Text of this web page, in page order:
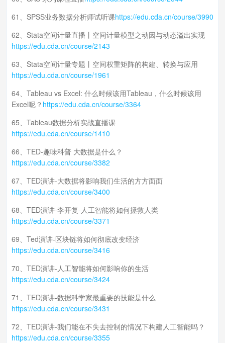
61、SPSS业务数据分析师试听课https://edu.cda.cn/course/3990
62、Stata空间计量直播丨空间计量模型之动因与动态溢出实现
https://edu.cda.cn/course/2143
63、Stata空间计量专题丨空间权重矩阵的构建、转换与应用
https://edu.cda.cn/course/1961
64、Tableau vs Excel: 什么时候该用Tableau，什么时候该用
Excel呢？ https://edu.cda.cn/course/3364
65、Tableau数据分析实战直播课
https://edu.cda.cn/course/1410
66、TED-趣味科普 大数据是什么？
https://edu.cda.cn/course/3382
67、TED演讲-大数据将影响我们生活的方方面面
https://edu.cda.cn/course/3400
68、TED演讲-李开复-人工智能将如何拯救人类
https://edu.cda.cn/course/3371
69、Ted演讲-区块链将如何彻底改变经济
https://edu.cda.cn/course/3416
70、TED演讲-人工智能将如何影响你的生活
https://edu.cda.cn/course/3424
71、TED演讲-数据科学家最重要的技能是什么
https://edu.cda.cn/course/3431
72、TED演讲-我们能在不失去控制的情况下构建人工智能吗？
https://edu.cda.cn/course/3355